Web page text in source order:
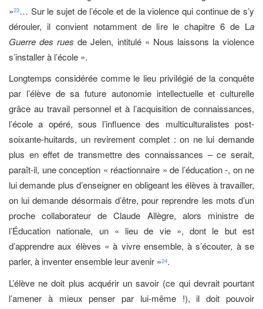
»23… Sur le sujet de l’école et de la violence qui continue de s’y
dérouler, il convient notamment de lire le chapitre 6 de La
Guerre des rues de Jelen, intitulé « Nous laissons la violence
s’installer à l’école ».
Longtemps considérée comme le lieu privilégié de la conquête
par l’élève de sa future autonomie intellectuelle et culturelle
grâce au travail personnel et à l’acquisition de connaissances,
l’école a opéré, sous l’influence des multiculturalistes post-
soixante-huitards, un revirement complet : on ne lui demande
plus en effet de transmettre des connaissances – ce serait,
paraît-il, une conception « réactionnaire » de l’éducation -, on ne
lui demande plus d’enseigner en obligeant les élèves à travailler,
on lui demande désormais d’être, pour reprendre les mots d’un
proche collaborateur de Claude Allègre, alors ministre de
l’Éducation nationale, un « lieu de vie », dont le but est
d’apprendre aux élèves « à vivre ensemble, à s’écouter, à se
parler, à inventer ensemble leur avenir »24.
L’élève ne doit plus acquérir un savoir (ce qui devrait pourtant
l’amener à mieux penser par lui-même !), il doit pouvoir